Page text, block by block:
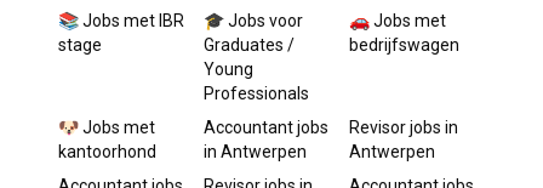
📚 Jobs met IBR
stage
🎓 Jobs voor
Graduates /
Young
Professionals
🚗 Jobs met
bedrijfswagen
🐶 Jobs met
kantoorhond
Accountantjobs
in Antwerpen
Revisorjobs in
Antwerpen